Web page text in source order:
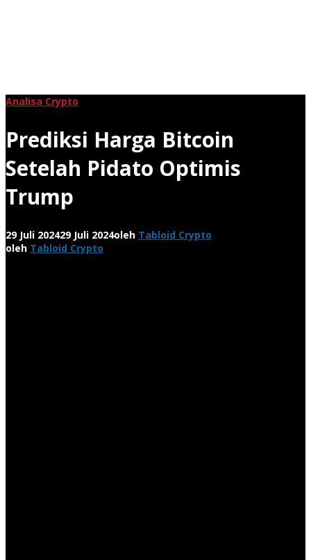
Analisa Crypto
Prediksi Harga Bitcoin
Setelah Pidato Optimis
Trump
29 Juli 202429 Juli 2024oleh Tabloid Crypto
oleh Tabloid Crypto